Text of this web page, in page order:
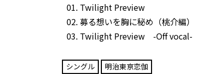
Twilight Preview
募る想いを胸に秘め（桃介編）
Twilight Preview -Off vocal-
シングル 明治東亰恋伽